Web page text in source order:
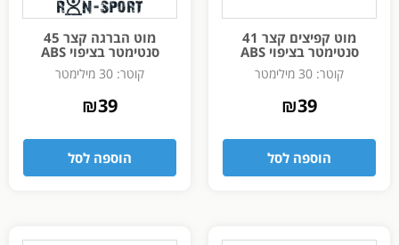
מוט קפיצים קצר 41
סנטימטר בציפוי ABS
קוטר: 30 מילימטר
₪39
הוספה לסל
מוט הברגה קצר 45
סנטימטר בציפוי ABS
קוטר: 30 מילימטר
₪39
הוספה לסל